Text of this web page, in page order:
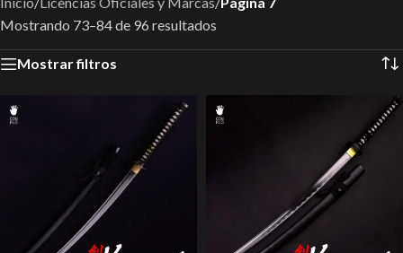
Mostrando 73–84 de 96 resultados
Mostrar filtros